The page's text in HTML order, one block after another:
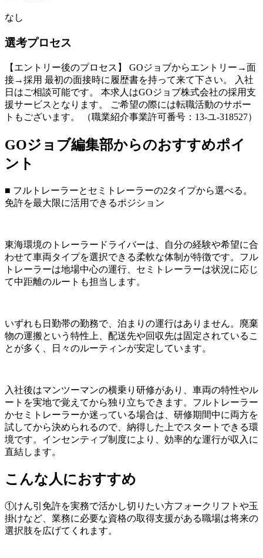
なし
選考プロセス
【エントリー後のプロセス】 GOジョブからエントリー→面
接→採用 最初の面接時に履歴書を持って来て下さい。 入社
日はご相談可能です。 本求人はGOジョブ株式会社の採用支
援サービスとなります。 ご希望の際には転職活動のサポー
トもございます。 （職業紹介事業許可番号：13-ユ-318527）
GOジョブ編集部からのおすすめポイ
ント
■ フルトレーラーとセミトレーラーの2タイプから選べる。
免許を最大限に活用できるポジション
東海環境のトレーラードライバーは、自分の経験や希望に合
わせて車両タイプを選択できる柔軟な体制が特徴です。フル
トレーラーは地場中心の運行、セミトレーラーは状況に応じ
て中距離のルートも担当します。
いずれも日勤帯の勤務で、泊まりの運行はありません。廃棄
物の運搬という特性上、配送先や回収先は固定されているこ
とが多く、日々のルーティンが安定しています。
入社後はマンツーマンの横乗り研修があり、車両の特性やル
ートを実地で覚えてから独り立ちできます。フルトレーラー
かセミトレーラーか迷っている場合は、研修期間中に両方を
試してから決められるので、納得した上でスタートできる環
境です。インセンティブ制度により、効率的な運行が収入に
直結します。
こんな人におすすめ
①けん引免許を実務で活かし切りたい方フォークリフトや玉
掛けなど、業務に必要な資格の取得支援がある職場は将来の
選択肢を広げてくれます。